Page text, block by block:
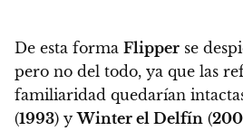
De esta forma Flipper se
pero no del todo, ya que las
familiaridad quedarían
(1993) yWinter el Delfín (